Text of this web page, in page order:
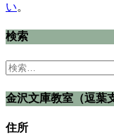
い。
検索
検
金沢文庫教室（逗葉
住所